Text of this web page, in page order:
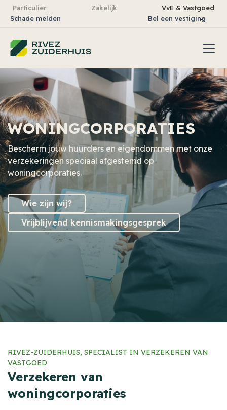
Particulier Zakelijk
VvE & Vastgoed
Schade melden
Bel een vestiging
WONINGCORPORATIES
Bescherm jouw huurders en eigendommen met onze
verzekeringen speciaal afgestemd op
woningcorporaties.
Wie zijn wij?
Vrijblijvend kennismakingsgesprek
RIVEZ-ZUIDERHUIS, SPECIALIST IN VERZEKEREN VAN
VASTGOED
Verzekeren van
woningcorporaties